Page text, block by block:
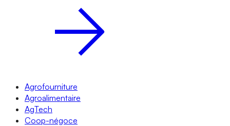
Agrofourniture
Agroalimentaire
AgTech
Coop-négoce